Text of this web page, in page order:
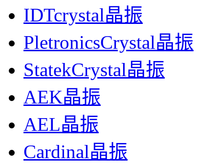
IDTcrystal晶振
PletronicsCrystal晶振
StatekCrystal晶振
AEK晶振
AEL晶振
Cardinal晶振